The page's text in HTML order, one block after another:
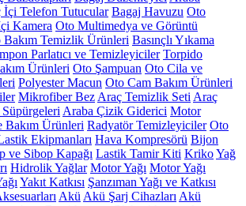
İçi Telefon Tutucular Bagaj Havuzu Oto
Kamera Oto Multimedya ve Görüntü
Bakım Temizlik Ürünleri Basınçlı Yıkama
Parlatıcı ve Temizleyiciler Torpido
Ürünleri Oto Şampuan Oto Cila ve
Polyester Macun Oto Cam Bakım Ürünleri
Mikrofiber Bez Araç Temizlik Seti Araç
Araba Çizik Giderici Motor
Bakım Ürünleri Radyatör Temizleyiciler Oto
Ekipmanları Hava Kompresörü Bijon
ve Sibop Kapağı Lastik Tamir Kiti KrikoYağ
Hidrolik Yağlar Motor Yağı Motor Yağı
Yakıt Katkısı Şanzıman Yağı ve Katkısı
Akü Akü Şarj Cihazları Akü